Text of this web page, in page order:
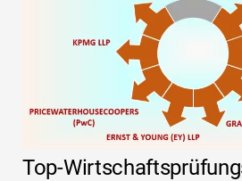
Top-